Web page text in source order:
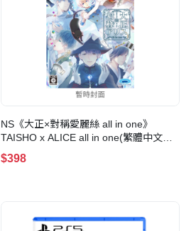
NS《大正×對稱愛麗絲 all in one》
TAISHO x ALICE all in one(繁體中文版)
(通常版)
$398